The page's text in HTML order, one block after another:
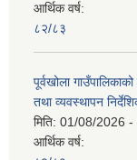
आर्थिक वर्ष:
८२/८३
पूर्वखोला
तथा व्यवस्थापन
मिति: 01/08/2026 -
आर्थिक वर्ष: